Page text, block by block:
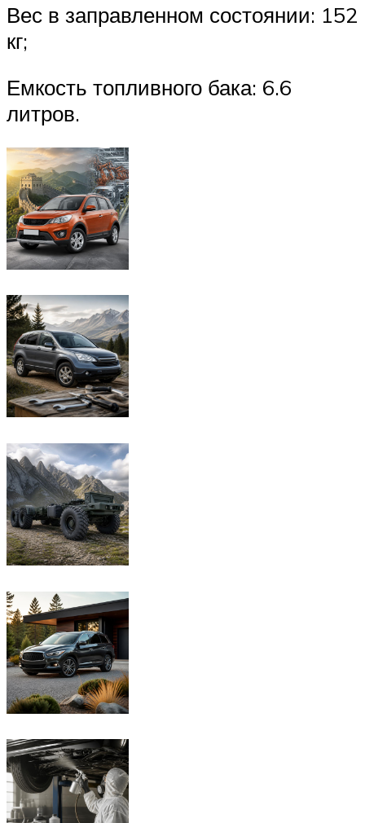
Вес в заправленном состоянии: 152
кг;
Емкость топливного бака: 6.6
литров.